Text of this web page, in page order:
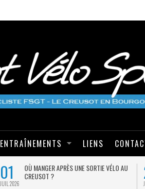
ENTRAÎNEMENTS LIENS
01
JUIL 2026
OÙ MANGER APRÈS UNE SORTIE VÉLO AU
CREUSOT ?